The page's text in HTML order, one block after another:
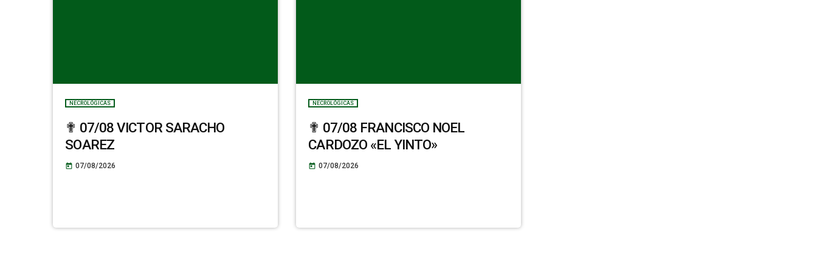
NECROLÓGICAS
✟ 07/08 VICTOR SARACHO
SOAREZ
today 07/08/2026
NECROLÓGICAS
✟ 07/08 FRANCISCO NOEL
CARDOZO «EL YINTO»
today 07/08/2026